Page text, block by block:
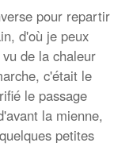
pour repartir
d'où je peux
de la chaleur
c'était le
le passage
la mienne,
petites